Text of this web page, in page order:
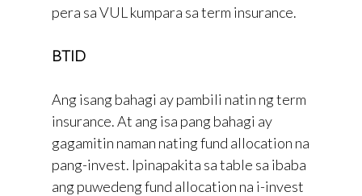
pera sa VUL kumpara sa term insurance.
BTID
Ang isang bahagi ay pambili natin ng term
insurance. At ang isa pang bahagi ay
gagamitin naman nating fund allocation na
pang-invest. Ipinapakita sa table sa ibaba
ang puwedeng fund allocation na i-invest